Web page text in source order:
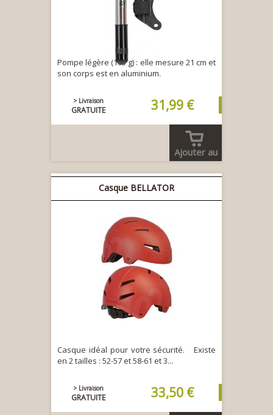
Pompe légère (105 g) : elle mesure 21 cm et
son corps est en aluminium.
> Livraison
GRATUITE 31,99 €
Ajouter au
panier
Casque BELLATOR
Casque idéal pour votre sécurité. Existe
en 2 tailles : 52-57 et 58-61 et 3...
> Livraison
GRATUITE 33,50 €